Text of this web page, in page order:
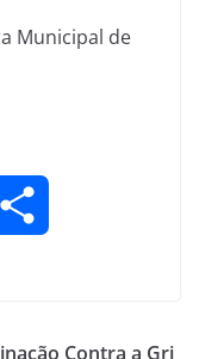
Municipal de
Contra a Gri